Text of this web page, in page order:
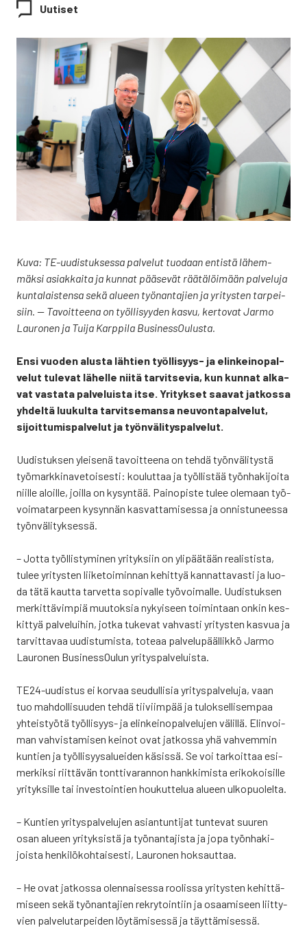
Uutiset
Kuva: TE-uudis­tuk­ses­sa pal­ve­lut tuo­daan entis­tä lähem­
mäk­si asiak­kai­ta ja kun­nat pää­se­vät rää­tä­löi­mään pal­ve­lu­ja
kun­ta­lais­ten­sa sekä alu­een työ­nan­ta­jien ja yri­tys­ten tar­pei­
siin. — Tavoit­tee­na on työl­li­syy­den kas­vu, ker­to­vat Jar­mo
Lau­ro­nen ja Tui­ja Karp­pi­la Busi­nes­sOu­lus­ta.
Ensi vuo­den alus­ta läh­tien työl­li­syys- ja elin­kei­no­pal­
ve­lut tule­vat lähel­le nii­tä tar­vit­se­via, kun kun­nat alka­
vat vas­ta­ta pal­ve­luis­ta itse. Yri­tyk­set saa­vat jat­kos­sa
yhdel­tä luu­kul­ta tar­vit­se­man­sa neu­von­ta­pal­ve­lut,
sijoit­tu­mis­pal­ve­lut ja työn­vä­li­tys­pal­ve­lut.
Uudis­tuk­sen ylei­se­nä tavoit­tee­na on teh­dä työn­vä­li­tys­tä
työ­mark­ki­na­ve­toi­ses­ti: kou­lut­taa ja työl­lis­tää työn­ha­ki­joi­ta
niil­le aloil­le, joil­la on kysyn­tää. Pain­opis­te tulee ole­maan työ­
voi­ma­tar­peen kysyn­nän kas­vat­ta­mi­ses­sa ja onnis­tu­nees­sa
työn­vä­li­tyk­ses­sä.
– Jot­ta työl­lis­ty­mi­nen yri­tyk­siin on yli­pää­tään rea­lis­tis­ta,
tulee yri­tys­ten lii­ke­toi­min­nan kehit­tyä kan­nat­ta­vas­ti ja luo­
da tätä kaut­ta tar­vet­ta sopi­val­le työ­voi­mal­le. Uudis­tuk­sen
mer­kit­tä­vim­piä muu­tok­sia nykyi­seen toi­min­taan onkin kes­
kit­tyä pal­ve­lui­hin, jot­ka tuke­vat vah­vas­ti yri­tys­ten kas­vua ja
tar­vit­ta­vaa uudis­tu­mis­ta, tote­aa pal­ve­lu­pääl­lik­kö Jar­mo
Lau­ro­nen Business­Oulun yri­tys­pal­ve­luis­ta.
TE24-uudis­tus ei kor­vaa seu­dul­li­sia yri­tys­pal­ve­lu­ja, vaan
tuo mah­dol­li­suu­den teh­dä tii­viim­pää ja tulok­sel­li­sem­paa
yhteis­työ­tä työl­li­syys- ja elin­kei­no­pal­ve­lu­jen välil­lä. Elin­voi­
man vah­vis­ta­mi­sen kei­not ovat jat­kos­sa yhä vah­vem­min
kun­tien ja työl­li­syy­sa­luei­den käsis­sä. Se voi tar­koit­taa esi­
mer­kik­si riit­tä­vän tont­ti­va­ran­non hank­ki­mis­ta eri­ko­koi­sil­le
yri­tyk­sil­le tai inves­toin­tien hou­kut­te­lua alu­een ulko­puo­lel­ta.
– Kun­tien yri­tys­pal­ve­lu­jen asian­tun­ti­jat tun­te­vat suu­ren
osan alu­een yri­tyk­sis­tä ja työ­nan­ta­jis­ta ja jopa työn­ha­ki­
jois­ta hen­ki­lö­koh­tai­ses­ti, Lau­ro­nen hok­saut­taa.
– He ovat jat­kos­sa olen­nai­ses­sa roo­lis­sa yri­tys­ten kehit­tä­
mi­seen sekä työ­nan­ta­jien rek­ry­toin­tiin ja osaa­mi­seen liit­ty­
vien pal­ve­lu­tar­pei­den löy­tä­mi­ses­sä ja täyt­tä­mi­ses­sä.